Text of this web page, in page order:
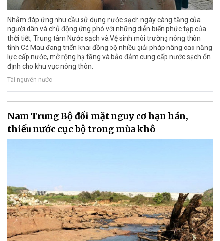
Nhằm đáp ứng nhu cầu sử dụng nước sạch ngày càng tăng của
người dân và chủ động ứng phó với những diễn biến phức tạp của
thời tiết, Trung tâm Nước sạch và Vệ sinh môi trường nông thôn
tỉnh Cà Mau đang triển khai đồng bộ nhiều giải pháp nâng cao năng
lực cấp nước, mở rộng hạ tầng và bảo đảm cung cấp nước sạch ổn
định cho khu vực nông thôn.
Tài nguyên nước
Nam Trung Bộ đối mặt nguy cơ hạn hán,
thiếu nước cục bộ trong mùa khô